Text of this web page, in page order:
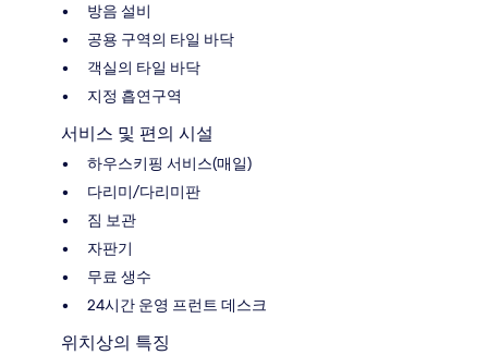
방음 설비
공용 구역의 타일 바닥
객실의 타일 바닥
지정 흡연구역
서비스 및 편의 시설
하우스키핑 서비스(매일)
다리미/다리미판
짐 보관
자판기
무료 생수
24시간 운영 프런트 데스크
위치상의 특징